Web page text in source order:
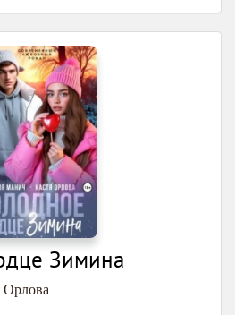
Зимина
Орлова